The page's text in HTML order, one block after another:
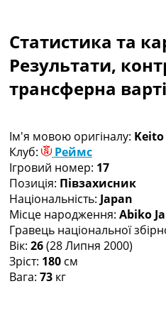
Чемпіонат Світу
Україна. Прем’єр-
Україна. Перша
Ліга Чемпіонів
Ще Турніри >>>
Таблиці
Чемпіонат Світу.
Таблиця УПЛ
Перша Ліга
Таблиця АПЛ
Таблиця Ла Ліги
Таблиця Ліги
Всі таблиці >>>
Рейтинги
Статистика та
Результати,
трансферна
Ім'я мовою оригіналу:
Клуб:
Реймс
Ігровий номер: 17
Позиція: Півзахисник
Національність: Japan
Місце народження: Abiko
Гравець національної
Вік: 26(28 Липня 2000)
Зріст: 180 см
Вага: 73 кг